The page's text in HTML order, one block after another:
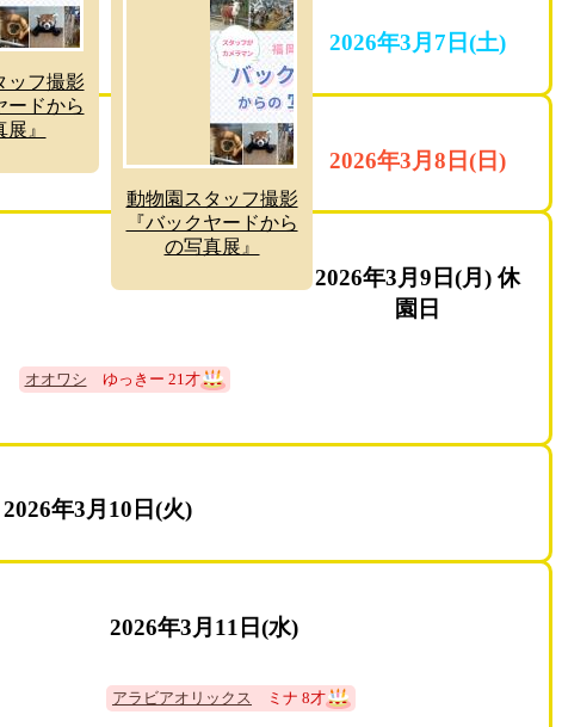
ッフ撮影
ードから
』
動物園スタッフ撮影
『バックヤードから
の写真展』
2026年3月7日(土)
2026年3月8日(日)
2026年3月9日(月) 休
園日
オオワシ ゆっきー 21才
2026年3月10日(火)
2026年3月11日(水)
アラビアオリックス ミナ 8才